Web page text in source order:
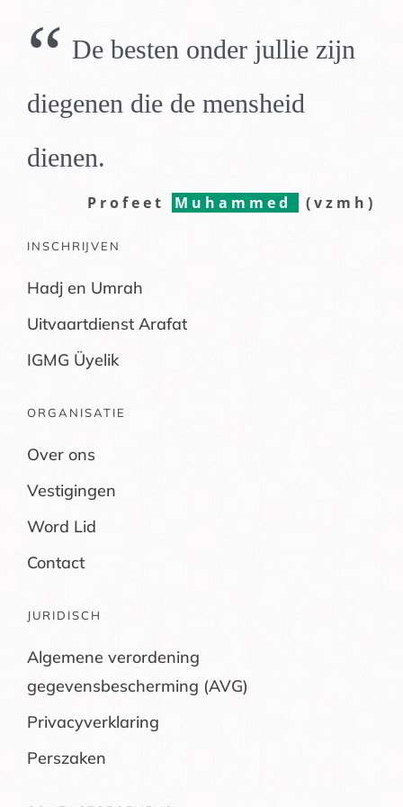
“ De besten onder jullie zijn
diegenen die de mensheid
dienen.
Profeet Muhammed (vzmh)
INSCHRIJVEN
Hadj en Umrah
Uitvaartdienst Arafat
IGMG Üyelik
ORGANISATIE
Over ons
Vestigingen
Word Lid
Contact
JURIDISCH
Algemene verordening
gegevensbescherming (AVG)
Privacyverklaring
Perszaken